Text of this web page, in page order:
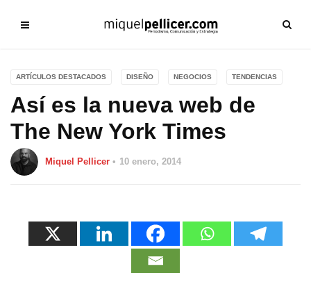
ARTÍCULOS DESTACADOS DISEÑO NEGOCIOS TENDENCIAS
Así es la nueva web de
The New York Times
Miquel Pellicer 10 enero, 2014